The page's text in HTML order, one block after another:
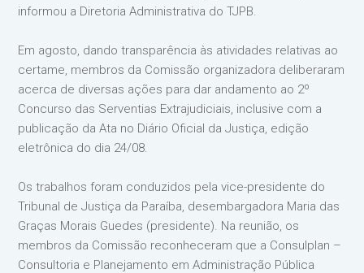
informou a Diretoria Administrativa do TJPB.
Em agosto, dando transparência às atividades relativas ao
certame, membros da Comissão organizadora deliberaram
acerca de diversas ações para dar andamento ao 2º
Concurso das Serventias Extrajudiciais, inclusive com a
publicação da Ata no Diário Oficial da Justiça, edição
eletrônica do dia 24/08.
Os trabalhos foram conduzidos pela vice-presidente do
Tribunal de Justiça da Paraíba, desembargadora Maria das
Graças Morais Guedes (presidente). Na reunião, os
membros da Comissão reconheceram que a Consulplan –
Consultoria e Planejamento em Administração Pública